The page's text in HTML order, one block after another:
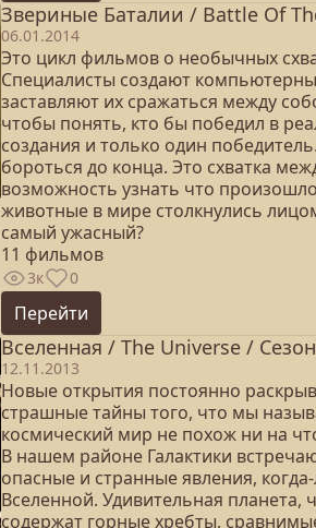
Звериные Баталии / Battle Of
06.01.2014
Это цикл фильмов о необычных
Специалисты создают
заставляют их сражаться между
чтобы понять, кто бы победил в
создания и только один
бороться до конца. Это схватка
возможность узнать что
животные в мире столкнулись
самый ужасный?
11 фильмов
3к 0
Перейти
Вселенная / The Universe /
12.11.2013
Новые открытия постоянно
страшные тайны того, что мы
космический мир не похож ни на
В нашем районе Галактики
опасные и странные явления,
Вселенной. Удивительная планета,
содержат горные хребты,